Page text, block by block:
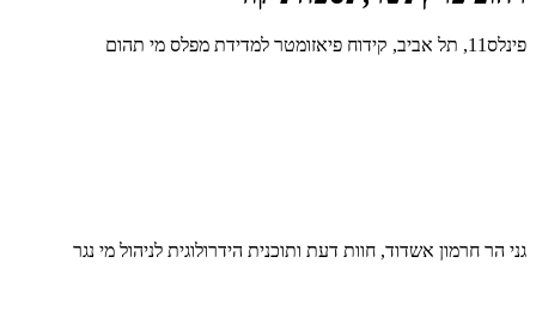
פינלס11, תל אביב, קידוח פיאזומטר למדידת מפלס מי תהום
גני הר חרמון אשדוד, חוות דעת ותוכנית הידרולוגית לניהול מי נגר